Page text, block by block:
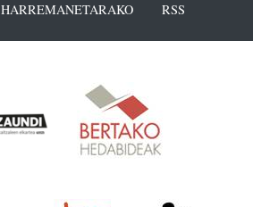
HARREMANETARAKO RSS